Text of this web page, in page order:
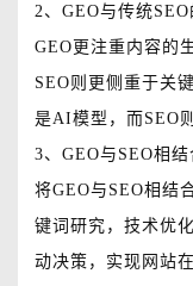
2、GEO与传统SEO
GEO更注重内容的
SEO则更侧重于关
是AI模型，而SEO
3、GEO与SEO相结
将GEO与SEO相结
键词研究，技术优
动决策，实现网站